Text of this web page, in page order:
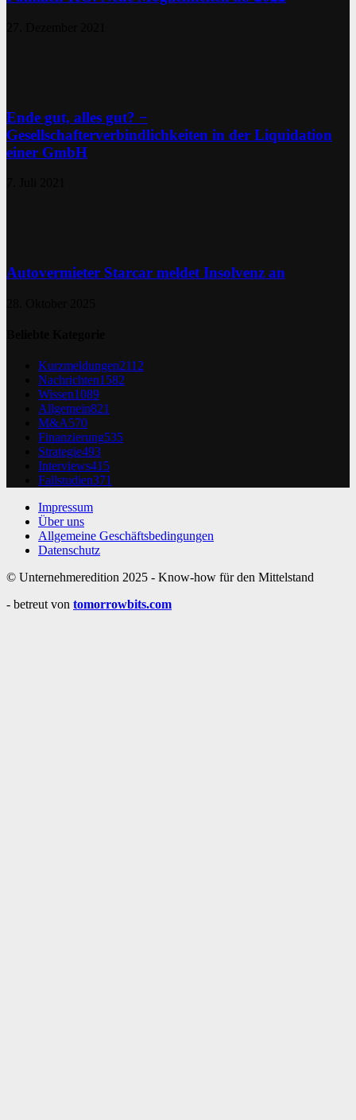
Ende gut, alles gut? −
Gesellschafterverbindlichkeiten in der Liquidation
einer GmbH
Autovermieter Starcar meldet Insolvenz an
Kurzmeldungen2112
Nachrichten1582
Wissen1089
Allgemein821
M&A570
Finanzierung535
Strategie493
Interviews415
Fallstudien371
Impressum
Über uns
Allgemeine Geschäftsbedingungen
Datenschutz
© Unternehmeredition 2025 - Know-how für den Mittelstand
- betreut von tomorrowbits.com